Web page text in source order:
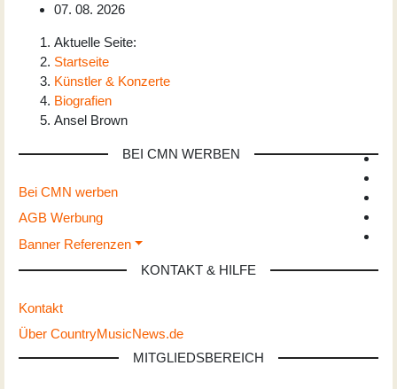
07. 08. 2026
Aktuelle Seite:
Startseite
Künstler & Konzerte
Biografien
Ansel Brown
BEI CMN WERBEN
Bei CMN werben
AGB Werbung
Banner Referenzen
KONTAKT & HILFE
Kontakt
Über CountryMusicNews.de
MITGLIEDSBEREICH